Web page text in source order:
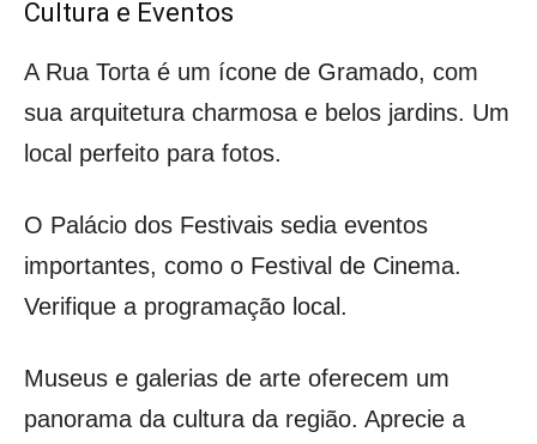
Cultura e Eventos
A Rua Torta é um ícone de Gramado, com
sua arquitetura charmosa e belos jardins. Um
local perfeito para fotos.
O Palácio dos Festivais sedia eventos
importantes, como o Festival de Cinema.
Verifique a programação local.
Museus e galerias de arte oferecem um
panorama da cultura da região. Aprecie a